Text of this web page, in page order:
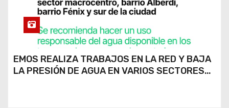
EMOS REALIZA TRABAJOS EN LA RED Y BAJA
LA PRESIÓN DE AGUA EN VARIOS SECTORES